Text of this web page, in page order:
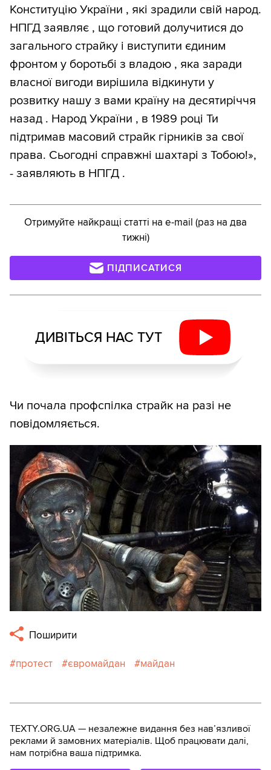
Конституцію України , які зрадили свій народ.
НПГД заявляє , що готовий долучитися до
загального страйку і виступити єдиним
фронтом у боротьбі з владою , яка заради
власної вигоди вирішила відкинути у
розвитку нашу з вами країну на десятиріччя
назад . Народ України , в 1989 році Ти
підтримав масовий страйк гірників за свої
права. Сьогодні справжні шахтарі з Тобою!»,
- заявляють в НПГД .
Отримуйте найкращі статті на e-mail (раз на два
тижні)
ПІДПИСАТИСЯ
ДИВІТЬСЯ НАС ТУТ
Чи почала профспілка страйк на разі не
повідомляється.
Поширити
протест євромайдан майдан
TEXTY.ORG.UA — незалежне видання без навʼязливої
реклами й замовних матеріалів. Щоб працювати далі,
нам потрібна ваша підтримка.